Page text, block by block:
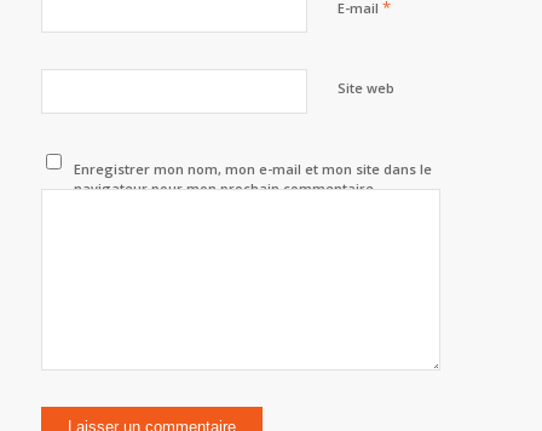
E-mail *
Site web
Enregistrer mon nom, mon e-mail et mon site dans le
navigateur pour mon prochain commentaire.